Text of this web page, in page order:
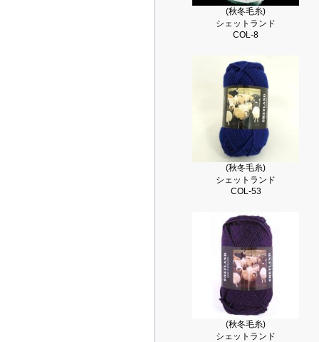
(秋冬毛糸)
シェットランド
COL-8
(秋冬毛糸)
シェットランド
COL-53
(秋冬毛糸)
シェットランド